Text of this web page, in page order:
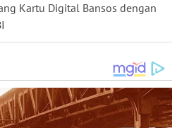
Kartu Digital Bansos dengan